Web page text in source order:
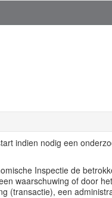
indien nodig een
Inspectie de
waarschuwing of door
(transactie), een